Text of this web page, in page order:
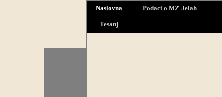
Naslovna Podaci o MZ Jelah
Tesanj